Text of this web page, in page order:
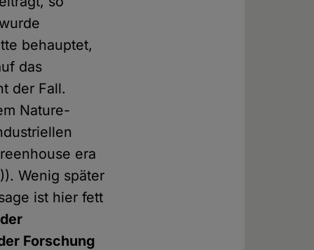
behauptet,
das
der Fall.
Nature-
era
Wenig später
ist hier fett
Forschung